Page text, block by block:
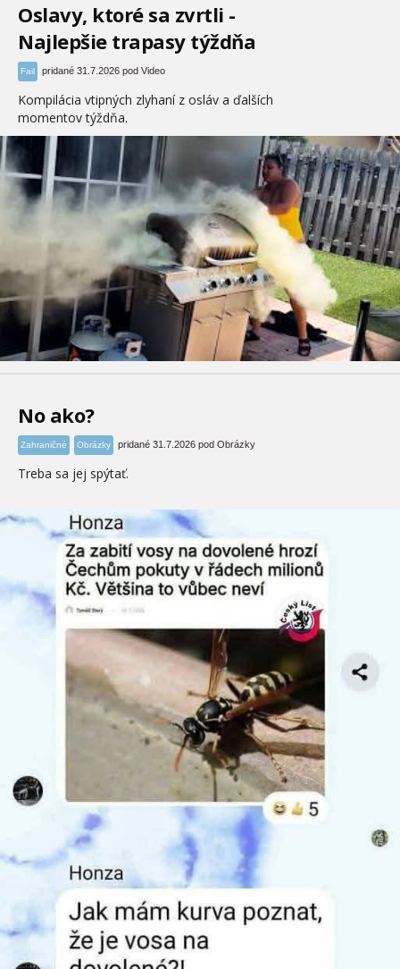
Oslavy, ktoré sa zvrtli -
Najlepšie trapasy týždňa
Fail pridané 31.7.2026 pod Video
Kompilácia vtipných zlyhaní z osláv a ďalších
momentov týždňa.
No ako?
Zahraničné Obrázky pridané 31.7.2026 pod Obrázky
Treba sa jej spýtať.